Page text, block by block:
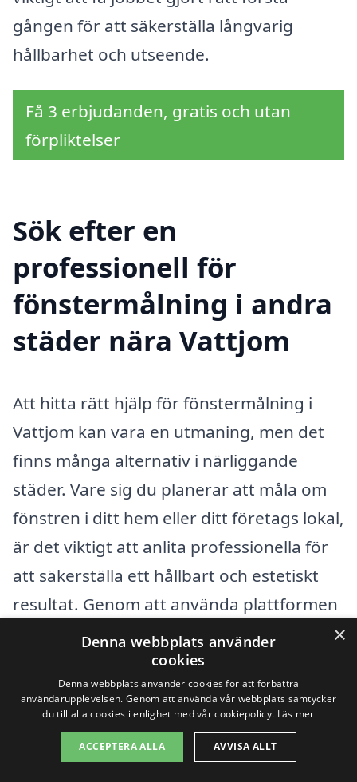
gången för att säkerställa långvarig
hållbarhet och utseende.
Få 3 erbjudanden, gratis och utan
förpliktelser
Sök efter en
professionell för
fönstermålning i andra
städer nära Vattjom
Att hitta rätt hjälp för fönstermålning i
Vattjom kan vara en utmaning, men det
finns många alternativ i närliggande
städer. Vare sig du planerar att måla om
fönstren i ditt hem eller ditt företags lokal,
är det viktigt att anlita professionella för
att säkerställa ett hållbart och estetiskt
resultat. Genom att använda plattformen
xn--fnstermlning-pris-frb03a.sekan du
enkelt få offerter från olika
fönstermålningsföretag i ditt närområde,
vilket sparar tid och ger dig möjlighet att
jämföra priser och tjänster.
×
Denna webbplats använder
cookies
Denna webbplats använder cookies för att förbättra
användarupplevelsen. Genom att använda vår webbplats samtycker
du till alla cookies i enlighet med vår cookiepolicy. Läs mer
ACCEPTERA ALLA AVVISA ALLT